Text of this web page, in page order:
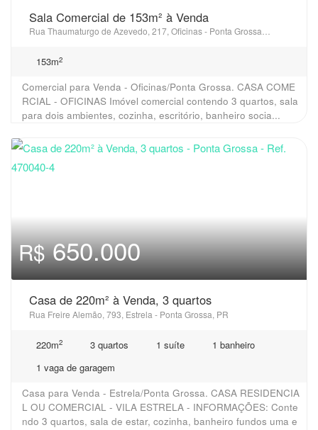
Sala Comercial de 153m² à Venda
153m2
Comercial para Venda - Oficinas/Ponta Grossa. CASA COME
RCIAL - OFICINAS Imóvel comercial contendo 3 quartos, sala
para dois ambientes, cozinha, escritório, banheiro socia...
R$650.000
Casa de 220m² à Venda, 3 quartos
Rua Freire Alemão, 793, Estrela - Ponta Grossa, PR
220m2 3 quartos 1 suíte
1 banheiro
1 vaga de garagem
Casa para Venda - Estrela/Ponta Grossa. CASA RESIDENCIA
L OU COMERCIAL - VILA ESTRELA - INFORMAÇÕES: Conte
ndo 3 quartos, sala de estar, cozinha, banheiro fundos uma e